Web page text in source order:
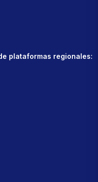
plataformas regionales: